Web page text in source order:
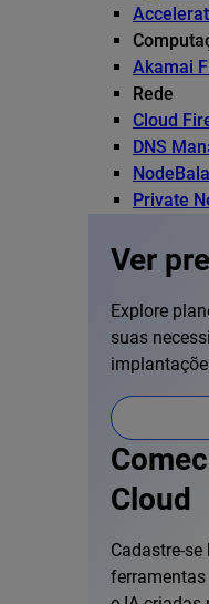
Akamai
Rede
Cloud
DNS
Private
Ver
Explore
suas
Cloud
Cadastre-